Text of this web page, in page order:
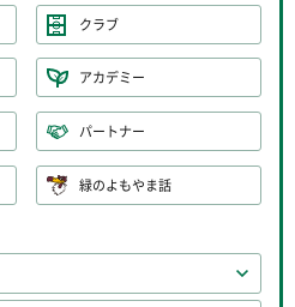
クラブ
アカデミー
パートナー
緑のよもやま話